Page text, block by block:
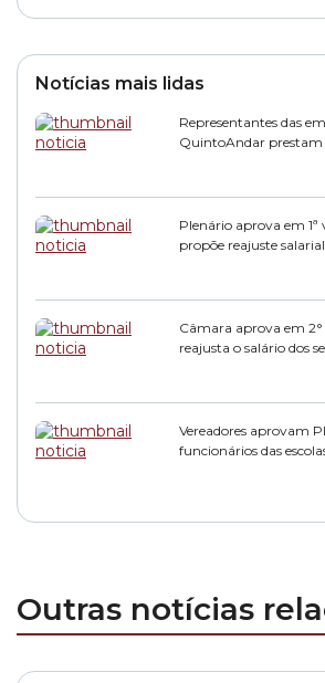
Notícias mais lidas
Representantes das
QuintoAndar prestam
Plenário aprova em
propõe reajuste
Câmara aprova em
reajusta o salário dos
Vereadores aprovam
funcionários das
Outras notícias